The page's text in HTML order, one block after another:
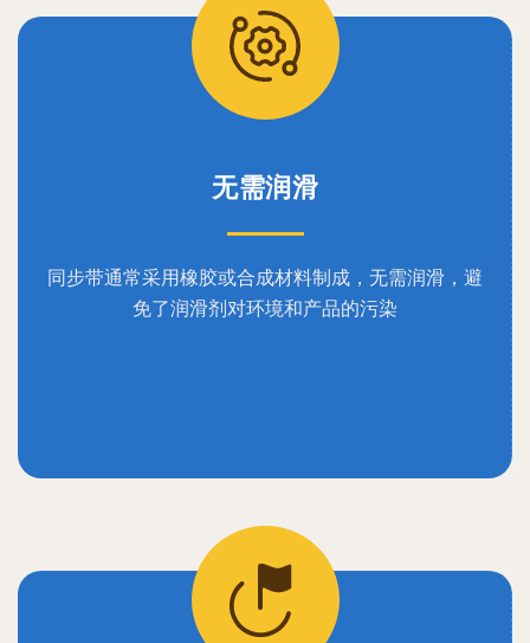
无需润滑
同步带通常采用橡胶或合成材料制成，无需润滑，避
免了润滑剂对环境和产品的污染